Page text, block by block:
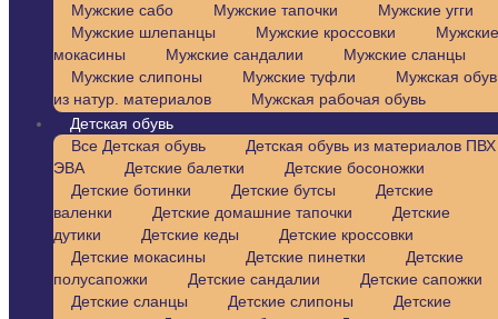
Мужские сабо
Мужские тапочки
Мужские угги
Мужские шлепанцы
Мужские кроссовки
Мужские
мокасины
Мужские сандалии
Мужские сланцы
Мужские слипоны
Мужские туфли
Мужская
из натур. материалов
Мужская рабочая обувь
Детская обувь
Все Детская обувь
Детская обувь из материалов
ЭВА
Детские балетки
Детские босоножки
Детские ботинки
Детские бутсы
Детские
валенки
Детские домашние тапочки
Детские
дутики
Детские кеды
Детские кроссовки
Детские мокасины
Детские пинетки
Детские
полусапожки
Детские сандалии
Детские сапожки
Детские сланцы
Детские слипоны
Детские